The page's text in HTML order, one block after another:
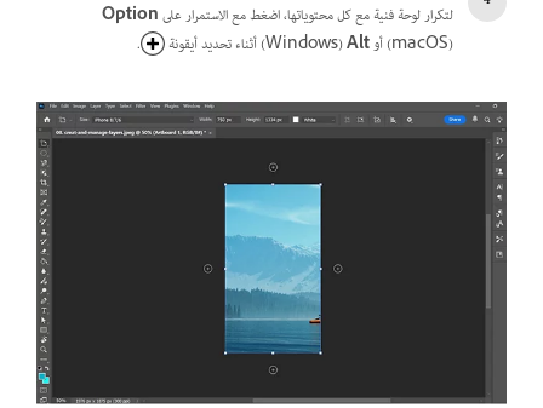
لتكرار لوحة فنية مع كل محتوياتها، اضغط مع الاستمرار علىOption
‏(macOS) أو
Alt‏(Windows) أثناء تحديد أيقونة .